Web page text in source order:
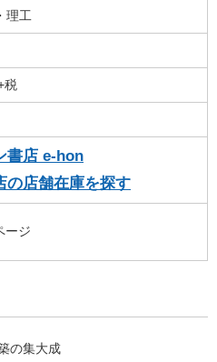
理工
税
書店 e-hon
の店舗在庫を探す
ージ
の集大成